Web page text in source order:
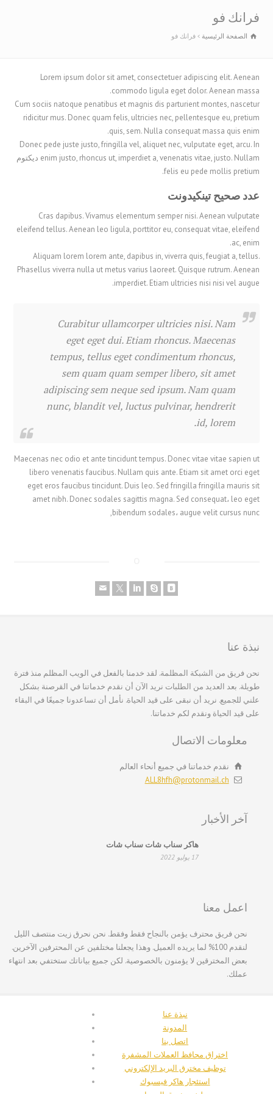
فرانك فو
الصفحة الرئيسية فرانك فو
Lorem ipsum dolor sit amet, consectetuer adipiscing elit. Aenean
commodo ligula eget dolor. Aenean massa.
Cum sociis natoque penatibus et magnis dis parturient montes, nascetur
ridicitur mus. Donec quam felis, ultricies nec, pellentesque eu, pretium
quis, sem. Nulla consequat massa quis enim.
Donec pede juste justo, fringilla vel, aliquet nec, vulputate eget, arcu. In
enim justo, rhoncus ut, imperdiet a, venenatis vitae, justo. Nullam ديكتوم
felis eu pede mollis pretium.
عدد صحيح تينكيدونت
Cras dapibus. Vivamus elementum semper nisi. Aenean vulputate
eleifend tellus. Aenean leo ligula, porttitor eu, consequat vitae, eleifend
ac, enim.
Aliquam lorem lorem ante, dapibus in, viverra quis, feugiat a, tellus.
Phasellus viverra nulla ut metus varius laoreet. Quisque rutrum. Aenean
imperdiet. Etiam ultricies nisi nisi vel augue.
Curabitur ullamcorper ultricies nisi. Nam
eget eget dui. Etiam rhoncus. Maecenas
tempus, tellus eget condimentum rhoncus,
sem quam quam semper libero, sit amet
adipiscing sem neque sed ipsum. Nam quam
nunc, blandit vel, luctus pulvinar, hendrerit
id, lorem.
Maecenas nec odio et ante tincidunt tempus. Donec vitae vitae sapien ut
libero venenatis faucibus. Nullam quis ante. Etiam sit amet orci eget
eget eros faucibus tincidunt. Duis leo. Sed fringilla fringilla mauris sit
amet nibh. Donec sodales sagittis magna. Sed consequat، leo eget
bibendum sodales، augue velit cursus nunc,
نبذة عنا
نحن فريق من الشبكة المظلمة. لقد خدمنا بالفعل في الويب المظلم منذ فترة
طويلة. بعد العديد من الطلبات نريد الآن أن نقدم خدماتنا في القرصنة بشكل
علني للجميع. نريد أن نبقى على قيد الحياة. نأمل أن تساعدونا جميعًا في البقاء
على قيد الحياة ونقدم لكم خدماتنا.
معلومات الاتصال
نقدم خدماتنا في جميع أنحاء العالم
ALL8hfh@protonmail.ch
آخر الأخبار
هاكر سناب شات سناب شات
17 يوليو 2022
اعمل معنا
نحن فريق محترف يؤمن بالنجاح فقط وفقط. نحن نحرق زيت منتصف الليل
لنقدم 100% لما يريده العميل. وهذا يجعلنا مختلفين عن المحترفين الآخرين.
بعض المخترقين لا يؤمنون بالخصوصية. لكن جميع بياناتك ستختفي بعد انتهاء
عملك.
نبذة عنا
المدونة
اتصل بنا
اختراق محافظ العملات المشفرة
توظيف مخترق البريد الإلكتروني
استئجار هاكر فيسبوك
Deutsch
Deutsch (Österreich)
Deutsch (Schweiz)
Français
Français du Canada
עִבְרִית
Magyar
Italiano
日本語
Bahasa Melayu
Nederlands
Nederlands (België)
Polski
Português
Română